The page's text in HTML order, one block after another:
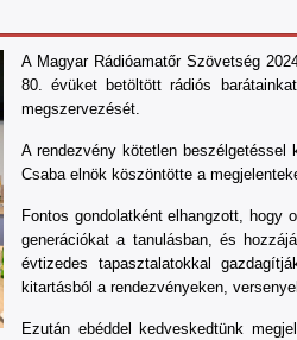
A Magyar Rádióamatőr Szövetség
80. évüket betöltött rádiós
megszervezését.
A rendezvény kötetlen
Csaba elnök köszöntötte a
Fontos gondolatként elhangzott,
generációkat a tanulásban, és
évtizedes tapasztalatokkal
kitartásból a rendezvényeken,
Ezután ebéddel kedveskedtünk